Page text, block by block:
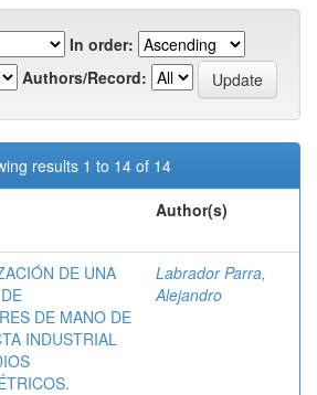
In order:
Authors/Record:
results 1 to 14 of 14
Author(s)
DE UNA
DE MANO DE
INDUSTRIAL
Labrador Parra,
Alejandro